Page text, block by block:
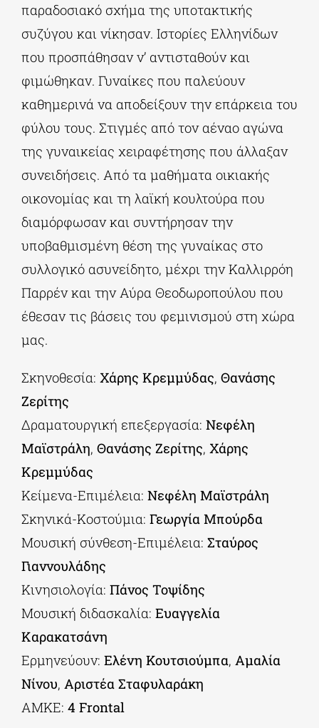
παραδοσιακό σχήμα της υποτακτικής
συζύγου και νίκησαν. Ιστορίες Ελληνίδων
που προσπάθησαν ν’ αντισταθούν και
φιμώθηκαν. Γυναίκες που παλεύουν
καθημερινά να αποδείξουν την επάρκεια του
φύλου τους. Στιγμές από τον αέναο αγώνα
της γυναικείας χειραφέτησης που άλλαξαν
συνειδήσεις. Από τα μαθήματα οικιακής
οικονομίας και τη λαϊκή κουλτούρα που
διαμόρφωσαν και συντήρησαν την
υποβαθμισμένη θέση της γυναίκας στο
συλλογικό ασυνείδητο, μέχρι την Καλλιρρόη
Παρρέν και την Αύρα Θεοδωροπούλου που
έθεσαν τις βάσεις του φεμινισμού στη χώρα
μας.
Σκηνοθεσία: Χάρης Κρεμμύδας, Θανάσης
Ζερίτης
Δραματουργική επεξεργασία: Νεφέλη
Μαϊστράλη, Θανάσης Ζερίτης, Χάρης
Κρεμμύδας
Κείμενα-Επιμέλεια: Νεφέλη Μαϊστράλη
Σκηνικά-Κοστούμια: Γεωργία Μπούρδα
Μουσική σύνθεση-Eπιμέλεια: Σταύρος
Γιαννουλάδης
Κινησιολογία: Πάνος Τοψίδης
Μουσική διδασκαλία: Ευαγγελία
Καρακατσάνη
Ερμηνεύουν: Ελένη Κουτσιούμπα, Αμαλία
Νίνου, Αριστέα Σταφυλαράκη
ΑΜΚΕ: 4 Frontal